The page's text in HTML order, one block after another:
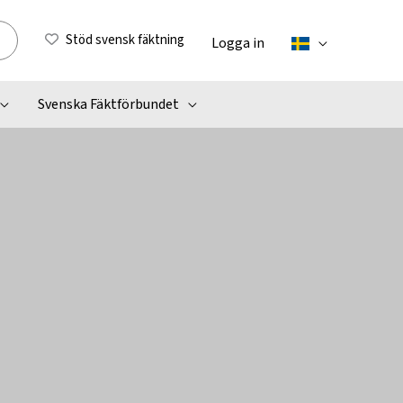
Stöd svensk fäktning Logga in
Svenska Fäktförbundet